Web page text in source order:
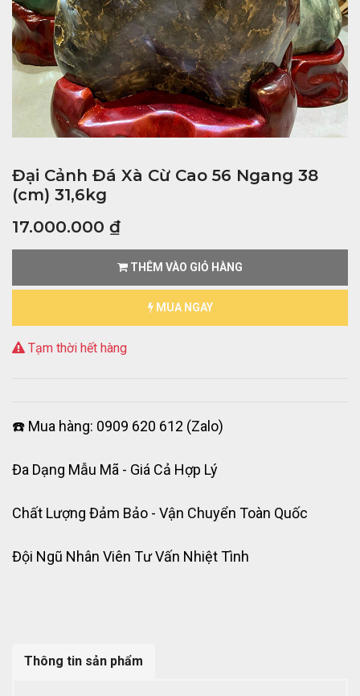
Đại Cảnh Đá Xà Cừ Cao 56 Ngang 38
(cm) 31,6kg
17.000.000 ₫
THÊM VÀO GIỎ HÀNG
MUA NGAY
Tạm thời hết hàng
☎️ Mua hàng: 0909 620 612 (Zalo)
Đa Dạng Mẫu Mã - Giá Cả Hợp Lý
Chất Lượng Đảm Bảo - Vận Chuyển Toàn Quốc
Đội Ngũ Nhân Viên Tư Vấn Nhiệt Tình
Thông tin sản phẩm